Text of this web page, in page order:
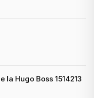
Hugo Boss 1514213